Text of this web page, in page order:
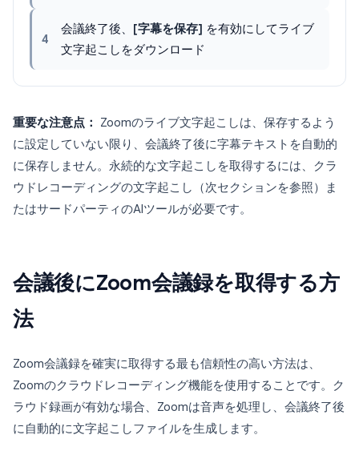
4
会議終了後、 [字幕を保存] を有効にしてライブ
文字起こしをダウンロード
重要な注意点：
Zoomのライブ文字起こしは、保存するよう
に設定していない限り、会議終了後に字幕テキストを自動的
に保存しません。永続的な文字起こしを取得するには、クラ
ウドレコーディングの文字起こし（次セクションを参照）ま
たはサードパーティのAIツールが必要です。
会議後にZoom会議録を取得する方
法
Zoom会議録を確実に取得する最も信頼性の高い方法は、
Zoomのクラウドレコーディング機能を使用することです。ク
ラウド録画が有効な場合、Zoomは音声を処理し、会議終了後
に自動的に文字起こしファイルを生成します。